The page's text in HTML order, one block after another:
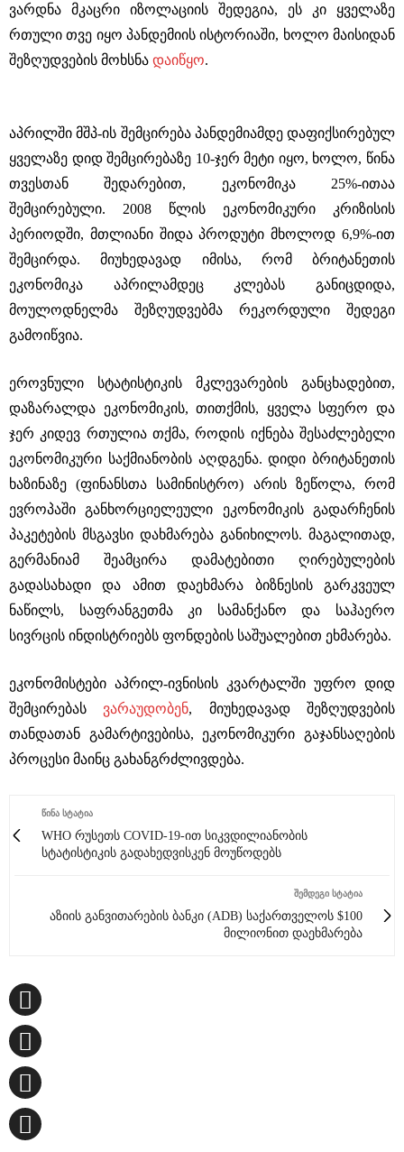
ვარდნა მკაცრი იზოლაციის შედეგია, ეს კი ყველაზე
რთული თვე იყო პანდემიის ისტორიაში, ხოლო მაისიდან
შეზღუდვების მოხსნა დაიწყო.
აპრილში მშპ-ის შემცირება პანდემიამდე დაფიქსირებულ
ყველაზე დიდ შემცირებაზე 10-ჯერ მეტი იყო, ხოლო, წინა
თვესთან შედარებით, ეკონომიკა 25%-ითაა
შემცირებული. 2008 წლის ეკონომიკური კრიზისის
პერიოდში, მთლიანი შიდა პროდუტი მხოლოდ 6,9%-ით
შემცირდა. მიუხედავად იმისა, რომ ბრიტანეთის
ეკონომიკა აპრილამდეც კლებას განიცდიდა,
მოულოდნელმა შეზღუდვებმა რეკორდული შედეგი
გამოიწვია.
ეროვნული სტატისტიკის მკლევარების განცხადებით,
დაზარალდა ეკონომიკის, თითქმის, ყველა სფერო და
ჯერ კიდევ რთულია თქმა, როდის იქნება შესაძლებელი
ეკონომიკური საქმიანობის აღდგენა. დიდი ბრიტანეთის
ხაზინაზე (ფინანსთა სამინისტრო) არის ზეწოლა, რომ
ევროპაში განხორციელეული ეკონომიკის გადარჩენის
პაკეტების მსგავსი დახმარება განიხილოს. მაგალითად,
გერმანიამ შეამცირა დამატებითი ღირებულების
გადასახადი და ამით დაეხმარა ბიზნესის გარკვეულ
ნაწილს, საფრანგეთმა კი სამანქანო და საჰაერო
სივრცის ინდისტრიებს ფონდების საშუალებით ეხმარება.
ეკონომისტები აპრილ-ივნისის კვარტალში უფრო დიდ
შემცირებას ვარაუდობენ, მიუხედავად შეზღუდვების
თანდათან გამარტივებისა, ეკონომიკური გაჯანსაღების
პროცესი მაინც გახანგრძლივდება.
ᲬᲘᲜᲐ ᲡᲢᲐᲢᲘᲐ
WHO რუსეთს COVID-19-ით სიკვდილიანობის
სტატისტიკის გადახედვისკენ მოუწოდებს
ᲨᲔᲛᲓᲔᲒᲘ ᲡᲢᲐᲢᲘᲐ
აზიის განვითარების ბანკი (ADB) საქართველოს $100
მილიონით დაეხმარება